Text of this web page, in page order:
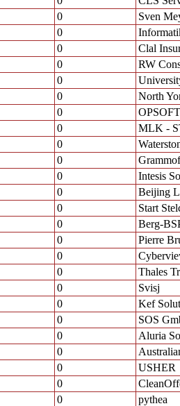
0
Sven
0
0
Clal
0
RW
0
0
North
0
0
MLK -
0
0
0
Intesis
0
Beijing
0
Start
0
Berg-
0
Pierre
0
0
Thales
0
Svisj
0
Kef
0
SOS
0
Aluria
0
0
USHER
0
0
pythea